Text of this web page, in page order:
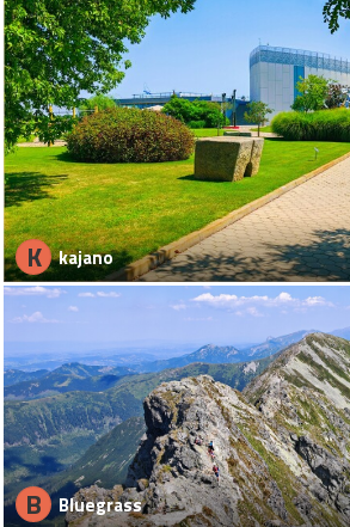
K kajano
B Bluegrass